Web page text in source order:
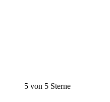
5 von 5 Sterne